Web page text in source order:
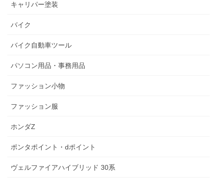
キャリパー塗装
バイク
バイク自動車ツール
パソコン用品・事務用品
ファッション小物
ファッション服
ホンダZ
ポンタポイント・dポイント
ヴェルファイアハイブリッド 30系